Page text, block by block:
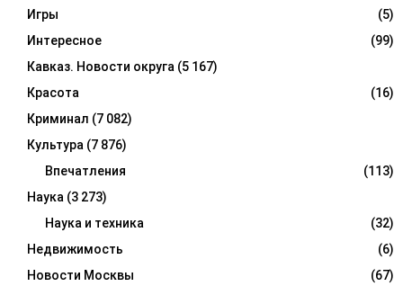
Игры
(5)
Интересное
(99)
Кавказ. Новости округа (5 167)
Красота
(16)
Криминал (7 082)
Культура (7 876)
Впечатления
(113)
Наука (3 273)
Наука и техника
(32)
Недвижимость
(6)
Новости Москвы
(67)